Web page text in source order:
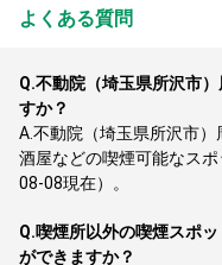
よくある質問
Q.不動院（埼玉県所沢市
すか？
A.不動院（埼玉県所沢市
酒屋などの喫煙可能なス
08-08現在）。
Q.喫煙所以外の喫煙スポ
ができますか？